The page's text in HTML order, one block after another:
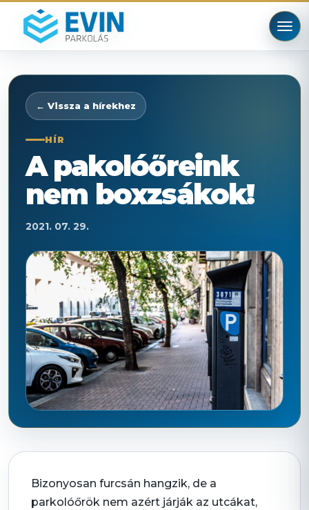
← Vissza a hírekhez
HÍR
A pakolóőreink
nem boxzsákok!
2021. 07. 29.
Bizonyosan furcsán hangzik, de a
parkolóőrök nem azért járják az utcákat,